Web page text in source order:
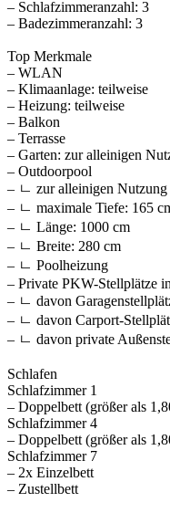
– Schlafzimmeranzahl: 3
– Badezimmeranzahl: 3
Top Merkmale
– WLAN
– Klimaanlage: teilweise
– Heizung: teilweise
– Balkon
– Terrasse
– Garten: zur alleinigen
– Outdoorpool
– ㄴ zur alleinigen Nutzung
– ㄴ maximale Tiefe: 165
– ㄴ Länge: 1000 cm
– ㄴ Breite: 280 cm
– ㄴ Poolheizung
– Private PKW-Stellplätze
– ㄴ davon
– ㄴ davon Carport-
– ㄴ davon private
Schlafen
Schlafzimmer 1
– Doppelbett (größer als
Schlafzimmer 4
– Doppelbett (größer als
Schlafzimmer 7
– 2x Einzelbett
– Zustellbett